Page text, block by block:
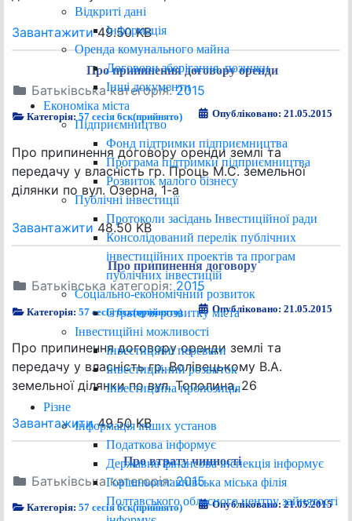
Відкриті дані
Інформація
Оренда комунального майна
Договори зберігання, позички
Інші документи
Економіка міста
Підприємництво
Фонд підтримки підприємництва
Програма підтримки підприємництва
Розвиток малого бізнесу
Публічні інвестиції
Протоколи засідань Інвестиційної ради
Консолідований перелік публічних
інвестиційних проектів та програм
публічних інвестицій
Соціально-економічний розвиток
Стратегія розвитку міста
Інвестиційні можливості
Інвестиційні переваги
Інвестиційний розвиток
Інвестиційна пропозиція
Різне
Інформація інших установ
Податкова інформує
Державна фінансова інспекція інформує
Горішньоплавнівська міська філія
Полтавського обласного центру зайнятості
Завантажити49.50 KB
Про припинення договору оренди
Батьківська категорія:2015
Категорія:57 сесія 6ск(прийнято) Опубліковано: 21.05.2015
Про припинення договору оренди землі та
передачу у власність гр. Проць М.С. земельної
ділянки по вул. Озерна, 1-а
Завантажити 48.50 KB
Про припинення договору
Батьківська категорія:2015
Категорія:57 сесія 6ск(прийнято) Опубліковано: 21.05.2015
Про припинення договору оренди землі та
передачу у власність гр. Волівецькому В.А.
земельної ділянки по вул. Тополина, 26
Завантажити49.50 KB
Про втрату чинності
Батьківська категорія:2015
Категорія:57 сесія 6ск(прийнято) Опубліковано: 21.05.2015